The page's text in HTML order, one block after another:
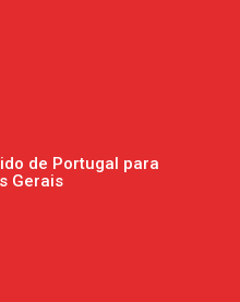
de Portugal para
Gerais